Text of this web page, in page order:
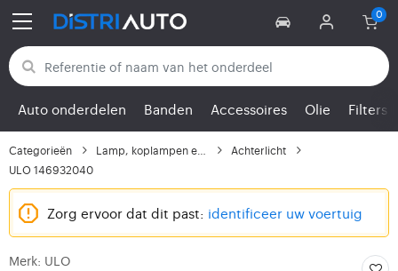
Terug naar categorieën
Auto onderdelen Banden Accessoires Olie Filters
Categorieën
Achterlicht
ULO 146932040
Zorg ervoor dat dit past: identificeer uw voertuig
Merk: ULO